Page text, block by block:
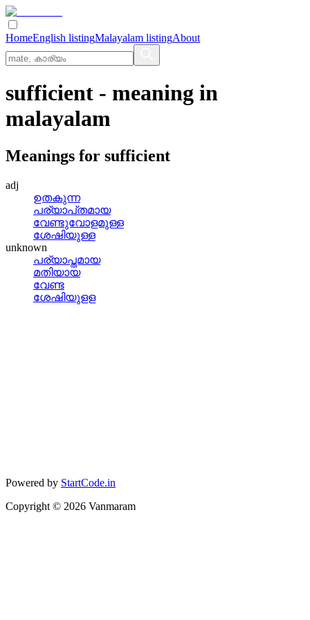
HomeEnglish listingMalayalam listingAbout
sufficient - meaning in
malayalam
Meanings for sufficient
adj
ഉതകുന്ന
പര്യാപ്‌തമായ
വേണ്ടുവോളമുള്ള
ശേഷിയുള്ള
unknown
പര്യാപ്തമായ
മതിയായ
വേണ്ട
ശേഷിയുളള
Powered by StartCode.in
Copyright © 2026 Vanmaram